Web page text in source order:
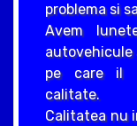
problema si
Avem
autovehicule
pe care il
calitate.
Calitatea nu